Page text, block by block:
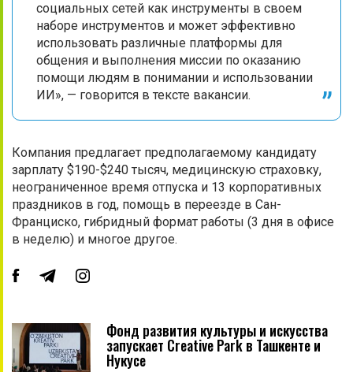
социальных сетей как инструменты в своем
наборе инструментов и может эффективно
использовать различные платформы для
общения и выполнения миссии по оказанию
помощи людям в понимании и использовании
ИИ», — говорится в тексте вакансии.
Компания предлагает предполагаемому кандидату
зарплату $190-$240 тысяч, медицинскую страховку,
неограниченное время отпуска и 13 корпоративных
праздников в год, помощь в переезде в Сан-
Франциско, гибридный формат работы (3 дня в офисе
в неделю) и многое другое.
Фонд развития культуры и искусства
запускает Creative Park в Ташкенте и
Нукусе